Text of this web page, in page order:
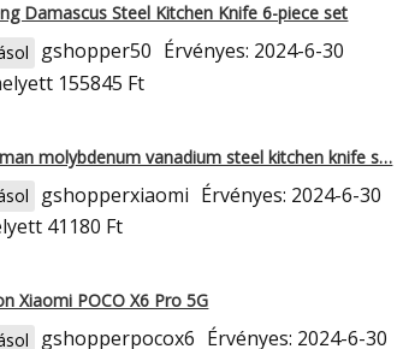
Damascus Steel Kitchen Knife 6-piece set
gshopper50 Érvényes: 2024-6-30
155845 Ft
molybdenum vanadium steel kitchen knife s…
gshopperxiaomi Érvényes: 2024-6-30
41180 Ft
Xiaomi POCO X6 Pro 5G
gshopperpocox6 Érvényes: 2024-6-30